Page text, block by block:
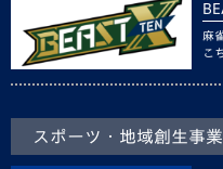
麻
こ
スポーツ・地域創生事業